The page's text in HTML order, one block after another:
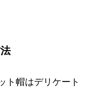
ト帽はデリケート